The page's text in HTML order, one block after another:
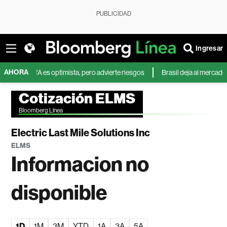
PUBLICIDAD
Ingresar
AHORAes optimista, pero advierte riesgos Brasil deja al mercado
Cotización ELMS
Bloomberg Línea
Electric Last Mile Solutions Inc
ELMS
Informacion no
disponible